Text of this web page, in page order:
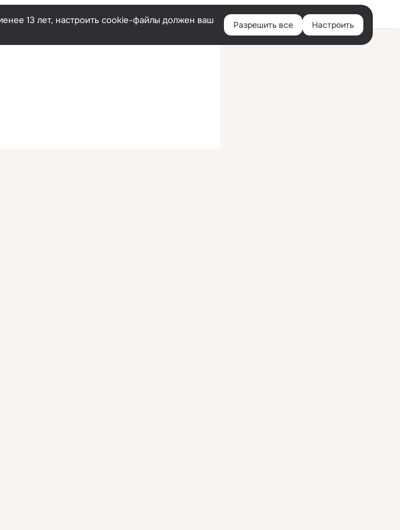
Войти
13 лет, настроить cookie-файлы должен ваш
Разрешить все Настроить